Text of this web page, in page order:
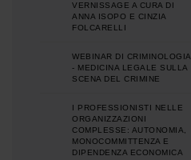
VERNISSAGE A CURA DI
ANNA ISOPO E CINZIA
FOLCARELLI
WEBINAR DI CRIMINOLOGIA
- MEDICINA LEGALE SULLA
SCENA DEL CRIMINE
I PROFESSIONISTI NELLE
ORGANIZZAZIONI
COMPLESSE: AUTONOMIA,
MONOCOMMITTENZA E
DIPENDENZA ECONOMICA